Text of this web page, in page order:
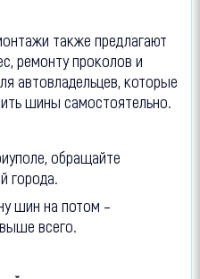
также предлагают
ремонту проколов и
автовладельцев, которые
шины самостоятельно.
обращайте
города.
шин на потом –
всего.